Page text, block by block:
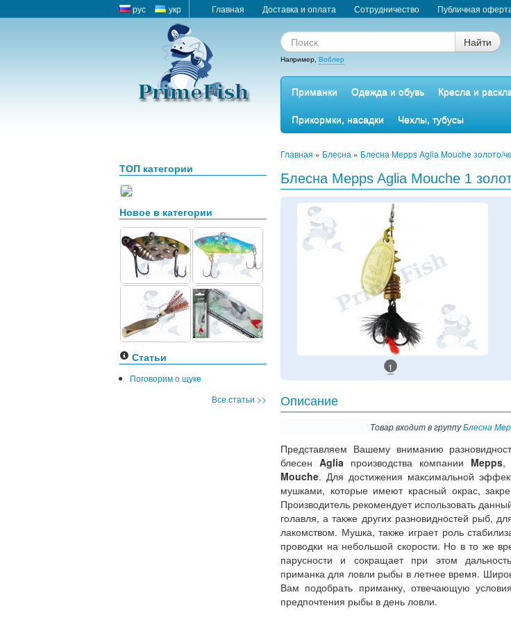
рус укр Главная Доставка и оплата Сотрудничество Публичная
Найти
Например, Воблер
Приманки Одежда и обувь Кресла и
Прикормки, насадки
Чехлы, тубусы
ТОП категории
Новое в категории
Статьи
Поговорим о щуке
Все статьи >>
Главная » Блесна » Блесна Mepps Aglia Mouche золото/
Блесна Mepps Aglia Mouche 1
1
Описание
Товар входит в группуБлесна
Представляем Вашему вниманию
блесен Aglia производства компании Mepps,
Mouche. Для достижения максимальной
мушками, которые имеют красный окрас,
Производитель рекомендует использовать
голавля, а также других разновидностей рыб,
лакомством. Мушка, также играет роль
проводки на небольшой скорости. Но в то же
парусности и сокращает при этом
приманка для ловли рыбы в летнее время.
Вам подобрать приманку, отвечающую
предпочтения рыбы в день ловли.